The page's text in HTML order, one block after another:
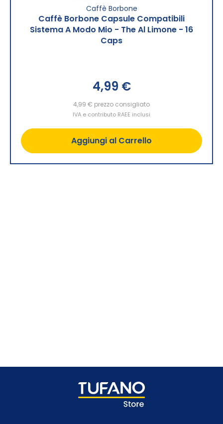
Caffè Borbone
Caffè Borbone Capsule Compatibili
Sistema A Modo Mio - The Al Limone - 16
Caps
4,99 €
4,99 € prezzo consigliato
IVA e contributo RAEE inclusi
Aggiungi al Carrello